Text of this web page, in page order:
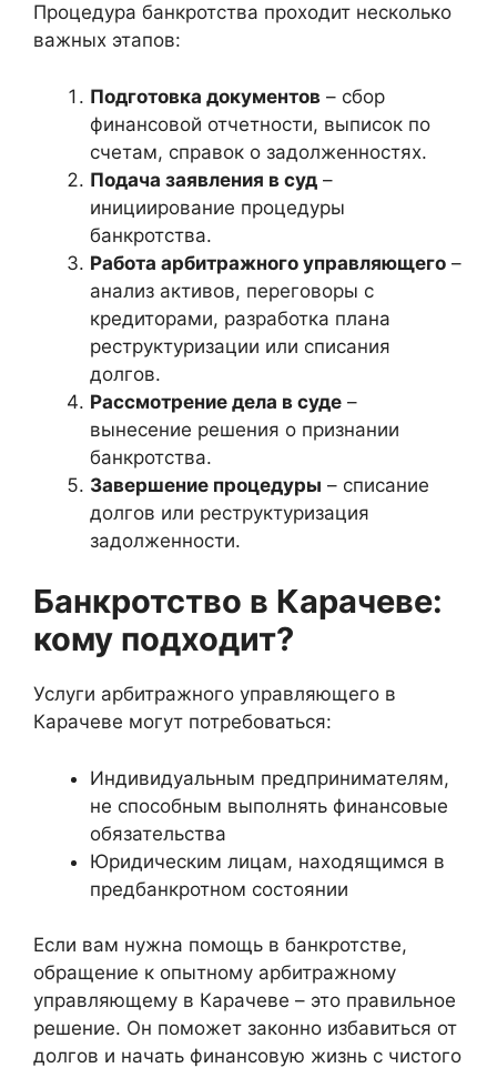
Процедура банкротства проходит несколько
важных этапов:
Подготовка документов – сбор
финансовой отчетности, выписок по
счетам, справок о задолженностях.
Подача заявления в суд –
инициирование процедуры
банкротства.
Работа арбитражного управляющего –
анализ активов, переговоры с
кредиторами, разработка плана
реструктуризации или списания
долгов.
Рассмотрение дела в суде –
вынесение решения о признании
банкротства.
Завершение процедуры – списание
долгов или реструктуризация
задолженности.
Банкротство в Карачеве:
кому подходит?
Услуги арбитражного управляющего в
Карачеве могут потребоваться:
Индивидуальным предпринимателям,
не способным выполнять финансовые
обязательства
Юридическим лицам, находящимся в
предбанкротном состоянии
Если вам нужна помощь в банкротстве,
обращение к опытному арбитражному
управляющему в Карачеве – это правильное
решение. Он поможет законно избавиться от
долгов и начать финансовую жизнь с чистого